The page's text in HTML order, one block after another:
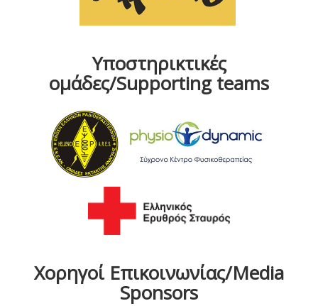
Υποστηρικτικές
ομάδες/Supporting teams
Χορηγοί Επικοινωνίας/Media
Sponsors